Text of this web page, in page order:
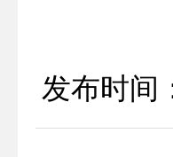
发布时间